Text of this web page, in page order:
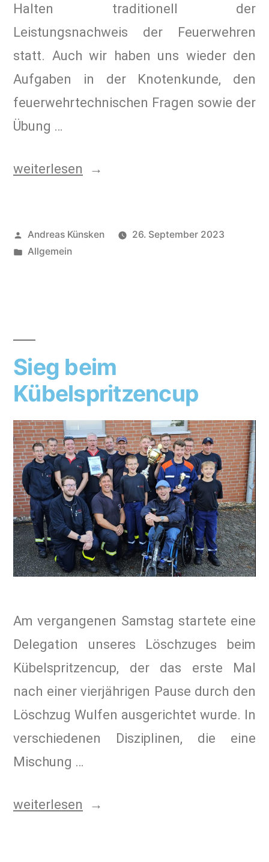
Halten traditionell der
Leistungsnachweis der Feuerwehren
statt. Auch wir haben uns wieder den
Aufgaben in der Knotenkunde, den
feuerwehrtechnischen Fragen sowie der
Übung …
weiterlesen
Andreas Künsken
26. September 2023
Allgemein
Sieg beim
Kübelspritzencup
Am vergangenen Samstag startete eine
Delegation unseres Löschzuges beim
Kübelspritzencup, der das erste Mal
nach einer vierjährigen Pause durch den
Löschzug Wulfen ausgerichtet wurde. In
verschiedenen Disziplinen, die eine
Mischung …
weiterlesen